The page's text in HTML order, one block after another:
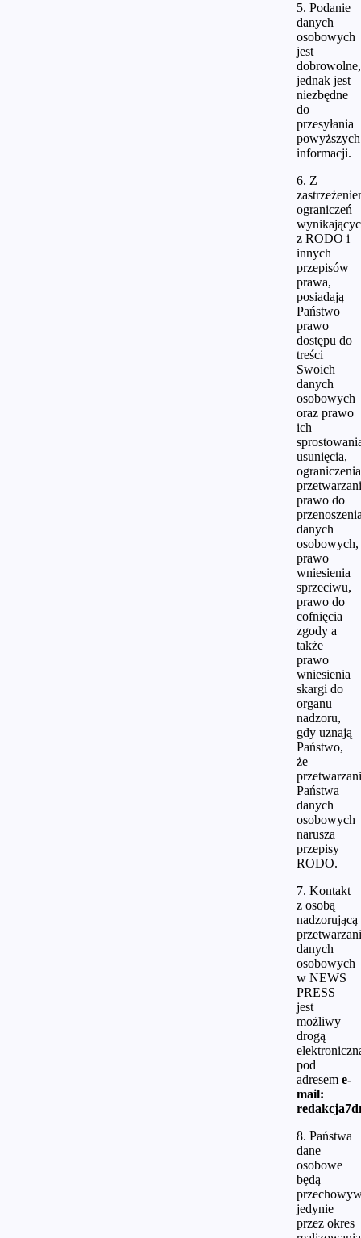
5. Podanie
danych
osobowych
jest
dobrowolne,
jednak jest
niezbędne
do
przesyłania
powyższych
informacji.
6. Z
ograniczeń
z RODO i
innych
przepisów
prawa,
posiadają
Państwo
prawo
dostępu do
treści
Swoich
danych
osobowych
oraz prawo
ich
usunięcia,
ograniczenia
prawo do
danych
osobowych,
prawo
wniesienia
sprzeciwu,
prawo do
cofnięcia
zgody a
także
prawo
wniesienia
skargi do
organu
nadzoru,
gdy uznają
Państwo,
że
Państwa
danych
osobowych
narusza
przepisy
RODO.
7. Kontakt
z osobą
nadzorującą
danych
osobowych
w NEWS
PRESS
jest
możliwy
drogą
pod
adresem e-
mail:
8. Państwa
dane
osobowe
będą
jedynie
przez okres